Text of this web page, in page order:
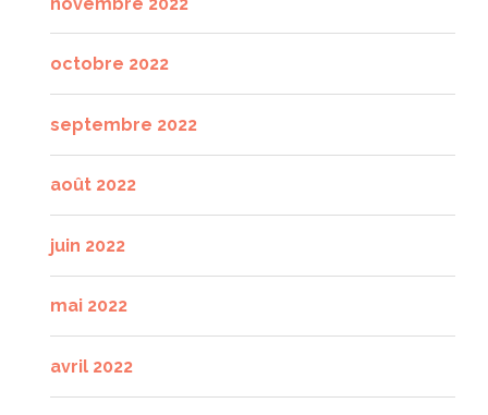
octobre 2022
septembre 2022
août 2022
juin 2022
mai 2022
avril 2022